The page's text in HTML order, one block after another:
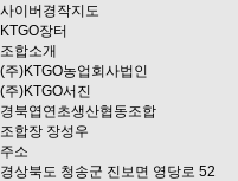
사이버경작지도
KTGO장터
조합소개
(주)KTGO농업회사법인
(주)KTGO서진
경북엽연초생산협동조합
조합장 장성우
주소
경상북도 청송군 진보면 영당로 52